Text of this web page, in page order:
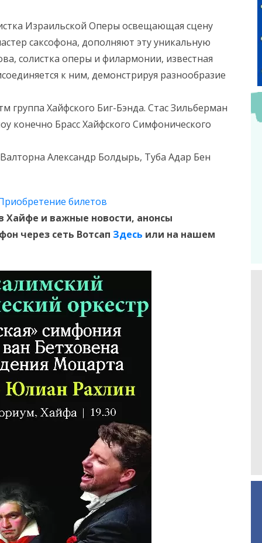
Израильской Оперы освещающая сцену
саксофона, дополняют эту уникальную
солистка оперы и филармонии, известная
к ним, демонстрируя разнообразие
Хайфского Биг-Бэнда. Стас Зильберман
конечно Брасс Хайфского Симфонического
Александр Болдырь, Туба Адар Бен
билетов
Хайфе и важные новости, анонсы
через сеть Вотсап Здесь или на нашем